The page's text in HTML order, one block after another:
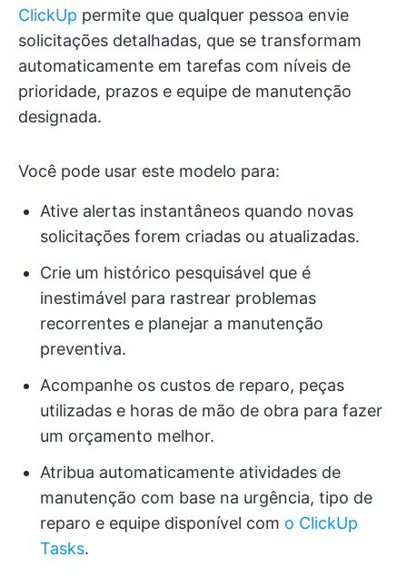
ClickUp permite que qualquer pessoa envie
solicitações detalhadas, que se transformam
automaticamente em tarefas com níveis de
prioridade, prazos e equipe de manutenção
designada.
Você pode usar este modelo para:
Ative alertas instantâneos quando novas
solicitações forem criadas ou atualizadas.
Crie um histórico pesquisável que é
inestimável para rastrear problemas
recorrentes e planejar a manutenção
preventiva.
Acompanhe os custos de reparo, peças
utilizadas e horas de mão de obra para fazer
um orçamento melhor.
Atribua automaticamente atividades de
manutenção com base na urgência, tipo de
reparo e equipe disponível com o ClickUp
Tasks.